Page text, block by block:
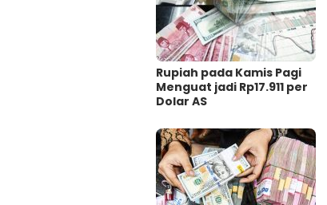
Rupiah pada Kamis Pagi
Menguat jadi Rp17.911 per
Dolar AS